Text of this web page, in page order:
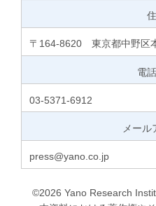
〒164-8620 東京都中野区
電
03-5371-6912
メール
press@yano.co.jp
©2026 Yano Research